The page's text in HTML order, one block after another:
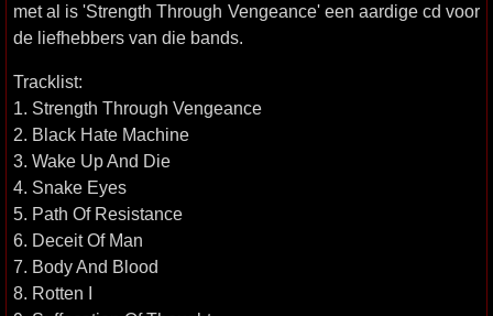
met al is 'Strength Through Vengeance' een aardige cd voor
de liefhebbers van die bands.
Tracklist:
1. Strength Through Vengeance
2. Black Hate Machine
3. Wake Up And Die
4. Snake Eyes
5. Path Of Resistance
6. Deceit Of Man
7. Body And Blood
8. Rotten I